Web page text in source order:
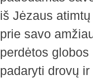
iš Jėzaus
prie savo
perdėtos
padaryti drovų